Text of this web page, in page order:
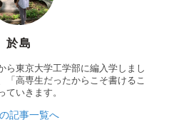
於島
ら東京大学工学部に編入学しまし
「高専生だったからこそ書けるこ
ていきます。
記事一覧へ